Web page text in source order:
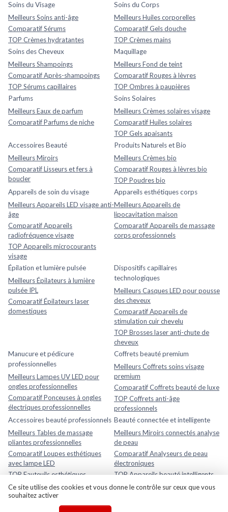
Soins du Visage
Meilleurs Soins anti-âge
Comparatif Sérums
TOP Crèmes hydratantes
Soins du Corps
Meilleurs Huiles corporelles
Comparatif Gels douche
TOP Crèmes mains
Soins des Cheveux
Meilleurs Shampoings
Comparatif Après-shampoings
TOP Sérums capillaires
Maquillage
Meilleurs Fond de teint
Comparatif Rouges à lèvres
TOP Ombres à paupières
Parfums
Meilleurs Eaux de parfum
Comparatif Parfums de niche
Soins Solaires
Meilleurs Crèmes solaires visage
Comparatif Huiles solaires
TOP Gels apaisants
Accessoires Beauté
Meilleurs Miroirs
Comparatif Lisseurs et fers à
boucler
Produits Naturels et Bio
Meilleurs Crèmes bio
Comparatif Rouges à lèvres bio
TOP Poudres bio
Appareils de soin du visage
Meilleurs Appareils LED visage anti-
âge
Comparatif Appareils
radiofréquence visage
TOP Appareils microcourants
visage
Appareils esthétiques corps
Meilleurs Appareils de
lipocavitation maison
Comparatif Appareils de massage
corps professionnels
Épilation et lumière pulsée
Meilleurs Épilateurs à lumière
pulsée IPL
Comparatif Épilateurs laser
domestiques
Dispositifs capillaires
technologiques
Meilleurs Casques LED pour pousse
des cheveux
Comparatif Appareils de
stimulation cuir chevelu
TOP Brosses laser anti-chute de
cheveux
Manucure et pédicure
professionnelles
Meilleurs Lampes UV LED pour
ongles professionnelles
Comparatif Ponceuses à ongles
électriques professionnelles
Coffrets beauté premium
Meilleurs Coffrets soins visage
premium
Comparatif Coffrets beauté de luxe
TOP Coffrets anti-âge
professionnels
Accessoires beauté professionnels
Meilleurs Tables de massage
pliantes professionnelles
Comparatif Loupes esthétiques
avec lampe LED
TOP Fauteuils esthétiques
réglables
Beauté connectée et intelligente
Meilleurs Miroirs connectés analyse
de peau
Comparatif Analyseurs de peau
électroniques
TOP Appareils beauté intelligents
avec application mobile
Rasage et soins homme
Meilleurs Après-rasages
Ce site utilise des cookies et vous donne le contrôle sur ceux que vous
souhaitez activer